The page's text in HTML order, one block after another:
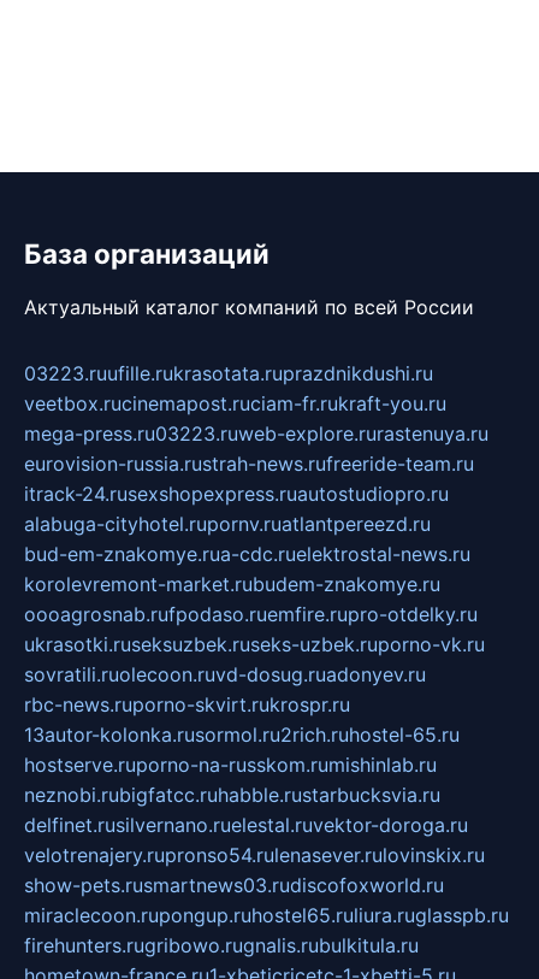
База организаций
Актуальный каталог компаний по всей России
03223.ruufille.rukrasotata.ruprazdnikdushi.ru
veetbox.rucinemapost.ruciam-fr.rukraft-you.ru
mega-press.ru03223.ruweb-explore.rurastenuya.ru
eurovision-russia.rustrah-news.rufreeride-team.ru
itrack-24.rusexshopexpress.ruautostudiopro.ru
alabuga-cityhotel.rupornv.ruatlantpereezd.ru
bud-em-znakomye.rua-cdc.ruelektrostal-news.ru
korolevremont-market.rubudem-znakomye.ru
oooagrosnab.rufpodaso.ruemfire.rupro-otdelky.ru
ukrasotki.ruseksuzbek.ruseks-uzbek.ruporno-vk.ru
sovratili.ruolecoon.ruvd-dosug.ruadonyev.ru
rbc-news.ruporno-skvirt.rukrospr.ru
13autor-kolonka.rusormol.ru2rich.ruhostel-65.ru
hostserve.ruporno-na-russkom.rumishinlab.ru
neznobi.rubigfatcc.ruhabble.rustarbucksvia.ru
delfinet.rusilvernano.ruelestal.ruvektor-doroga.ru
velotrenajery.rupronso54.rulenasever.rulovinskix.ru
show-pets.rusmartnews03.rudiscofoxworld.ru
miraclecoon.rupongup.ruhostel65.ruliura.ruglasspb.ru
firehunters.rugribowo.rugnalis.rubulkitula.ru